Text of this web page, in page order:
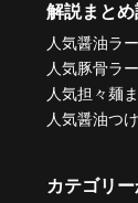
解説まと
人気醤油ラ
人気豚骨ラ
人気担々麺
人気醤油つ
カテゴリ